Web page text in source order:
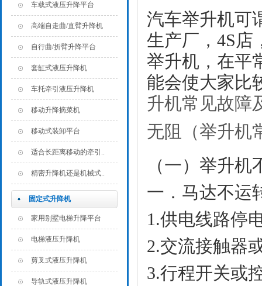
车载式液压升降平台
高端自走曲/直臂升降机
自行曲/折臂升降平台
套缸式液压升降机
车托牵引液压升降机
移动升降摘菜机
移动式装卸平台
适合长距离移动的牵引..
精密升降机还是机械式..
固定式升降机
家用别墅电梯升降平台
电梯液压升降机
剪叉式液压升降机
导轨式液压升降机
汽车举升机可
生产厂，4S店
举升机，在平
能会使大家比
升机常见故障
无阻（举升机
（一） 举升机
一． 马达不运
1.供电线路停
2.交流接触器
3.行程开关或